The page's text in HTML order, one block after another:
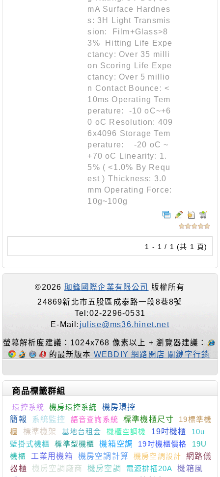
mA Surface Hardnes
s: 3H Light Transmis
sion: Film+Glass>8
3% Hitting Life Expe
ctancy: Over 35 milli
on Scoring Life Expe
ctancy: Over 5 millio
n Contact Bounce: <
10ms Operating Tem
perature: -10 oC~+6
0 oC Resolution: 409
6x4096 Storage Tem
perature: -20 oC ~
+70 oC Linearity: 1.
5% ( <1.0% By Requ
est ) Thickness: 3.0
mm Operating Force:
10g~100g
1 - 1 / 1 (共 1 頁)
©2026 珈鋒國際企業有限公司
版權所有
24869新北市五股區成泰路一段8巷8號
Tel:02-2296-0531
E-Mail: julise@ms36.hinet.net
螢幕解析度建議：1024x768 像素以上 + 瀏覽器建議：
的最新版本 WEBDIY 網路開店 關鍵字行銷
商品標籤群組
環控系統 機房環控系統
機房環控
簡報
系統監控 語音查詢系統 標準機櫃尺寸
19標準機
櫃
標準機架 基地台租金 機櫃空調機 19吋機櫃
10u
壁掛式機櫃
標準型機櫃 機箱空調 19吋機櫃價格
19U
機櫃
工業用機箱 機房空調計算 機房空調設計
網路儀
器櫃
機房空調廠商 機房空調 電源排插20A
機箱風